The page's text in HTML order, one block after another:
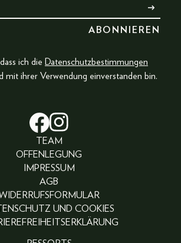
ich die Datenschutzbestimmungen
mit ihrer Verwendung einverstanden bin.
TEAM
OFFENLEGUNG
IMPRESSUM
AGB
UND COOKIES